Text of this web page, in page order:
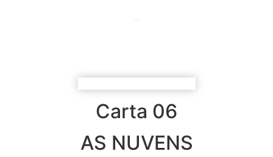
Carta 06
AS NUVENS